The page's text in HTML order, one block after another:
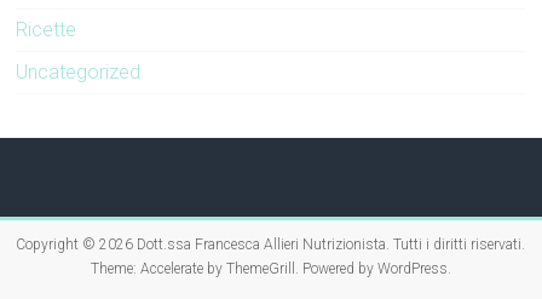
Ricette
Uncategorized
Copyright © 2026 Dott.ssa Francesca Allieri Nutrizionista . Tutti i diritti riservati.
Theme: Accelerateby ThemeGrill. Powered by WordPress